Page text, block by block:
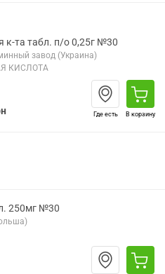
к-та табл. п/о 0,25г №30
завод (Украина)
КИСЛОТА
Где есть В корзину
250мг №30